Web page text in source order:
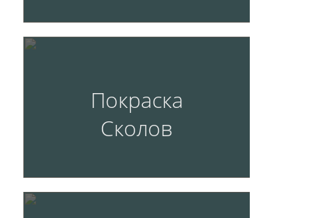
Покраска
Сколов